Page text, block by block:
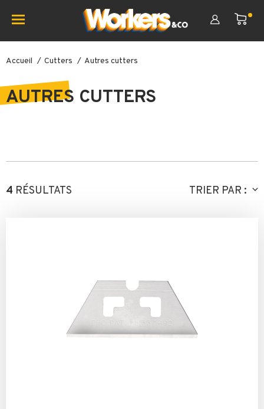
Accueil Cutters Autres cutters
AUTRES CUTTERS
4 RÉSULTATS TRIER PAR :